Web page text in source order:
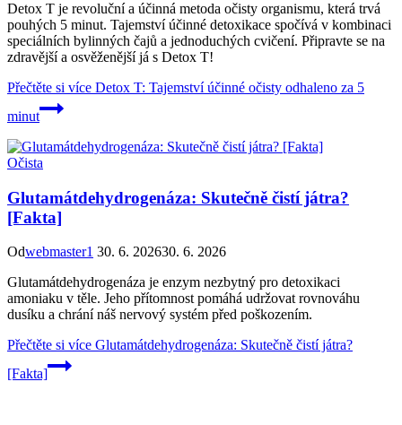
Detox T je revoluční a účinná metoda očisty organismu, která trvá
pouhých 5 minut. Tajemství účinné detoxikace spočívá v kombinaci
speciálních bylinných čajů a jednoduchých cvičení. Připravte se na
zdravější a osvěženější já s Detox T!
Přečtěte si více Detox T: Tajemství účinné očisty odhaleno za 5
minut
Očista
Glutamátdehydrogenáza: Skutečně čistí játra?
[Fakta]
Odwebmaster1 30. 6. 202630. 6. 2026
Glutamátdehydrogenáza je enzym nezbytný pro detoxikaci
amoniaku v těle. Jeho přítomnost pomáhá udržovat rovnováhu
dusíku a chrání náš nervový systém před poškozením.
Přečtěte si více Glutamátdehydrogenáza: Skutečně čistí játra?
[Fakta]